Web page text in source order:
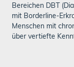
Bereichen DBT
mit Borderline-
Menschen mit
über vertiefte